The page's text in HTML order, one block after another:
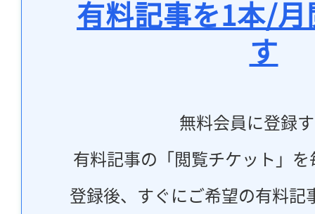
有料記事を1本/
す
無料会員に登録
有料記事の「閲覧チケット」
登録後、すぐにご希望の有料記